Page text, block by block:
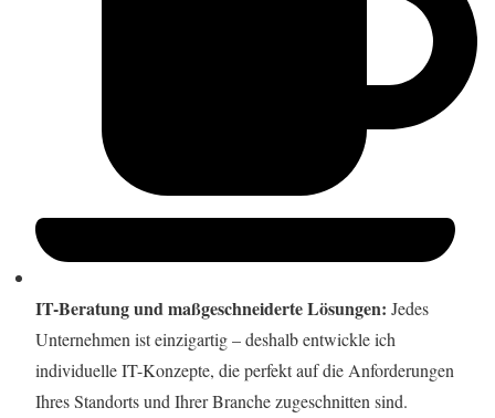
IT-Beratung und maßgeschneiderte Lösungen: Jedes
Unternehmen ist einzigartig – deshalb entwickle ich
individuelle IT-Konzepte, die perfekt auf die Anforderungen
Ihres Standorts und Ihrer Branche zugeschnitten sind.